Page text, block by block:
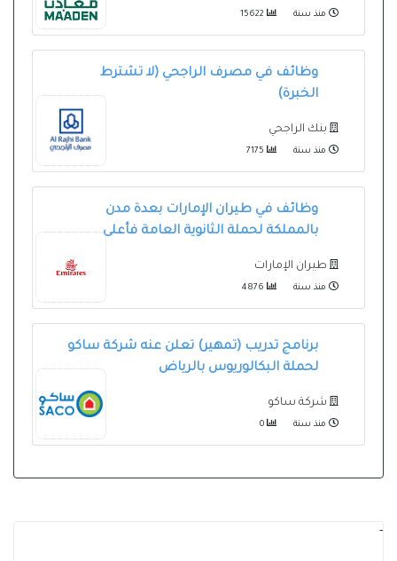
منذ سنة
وظائف في مصرف الراجحي (لا تشترط
الخبرة)
بنك الراجحي
منذ سنة
وظائف في طيران الإمارات بعدة مدن
بالمملكة لحملة الثانوية العامة فأعلى
طيران الإمارات
منذ سنة
برنامج تدريب (تمهير) تعلن عنه شركة ساكو
لحملة البكالوريوس بالرياض
شركة ساكو
منذ سنة
-